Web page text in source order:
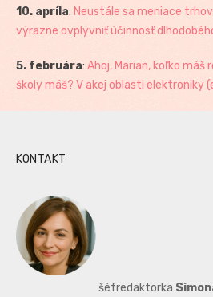
10. apríla: Neustále sa meniace
výrazne ovplyvniť účinnosť
5. februára: Ahoj, Marian, koľko máš
školy máš? V akej oblasti elektroniky
KONTAKT
šéfredaktorka